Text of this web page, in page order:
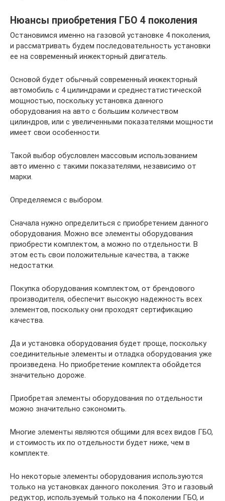
Нюансы приобретения ГБО 4 поколения
Остановимся именно на газовой установке 4 поколения,
и рассматривать будем последовательность установки
ее на современный инжекторный двигатель.
Основой будет обычный современный инжекторный
автомобиль с 4 цилиндрами и среднестатистической
мощностью, поскольку установка данного
оборудования на авто с большим количеством
цилиндров, или с увеличенными показателями мощности
имеет свои особенности.
Такой выбор обусловлен массовым использованием
авто именно с такими показателями, независимо от
марки.
Определяемся с выбором.
Сначала нужно определиться с приобретением данного
оборудования. Можно все элементы оборудования
приобрести комплектом, а можно по отдельности. В
этом есть свои положительные качества, а также
недостатки.
Покупка оборудования комплектом, от брендового
производителя, обеспечит высокую надежность всех
элементов, поскольку они проходят сертификацию
качества.
Да и установка оборудования будет проще, поскольку
соединительные элементы и отладка оборудования уже
произведена. Но приобретение комплекта обойдется
значительно дороже.
Приобретая элементы оборудования по отдельности
можно значительно сэкономить.
Многие элементы являются общими для всех видов ГБО,
и стоимость их по отдельности будет ниже, чем в
комплекте.
Но некоторые элементы оборудования используются
только на установках данного поколения. Это и газовый
редуктор, используемый только на 4 поколении ГБО, и